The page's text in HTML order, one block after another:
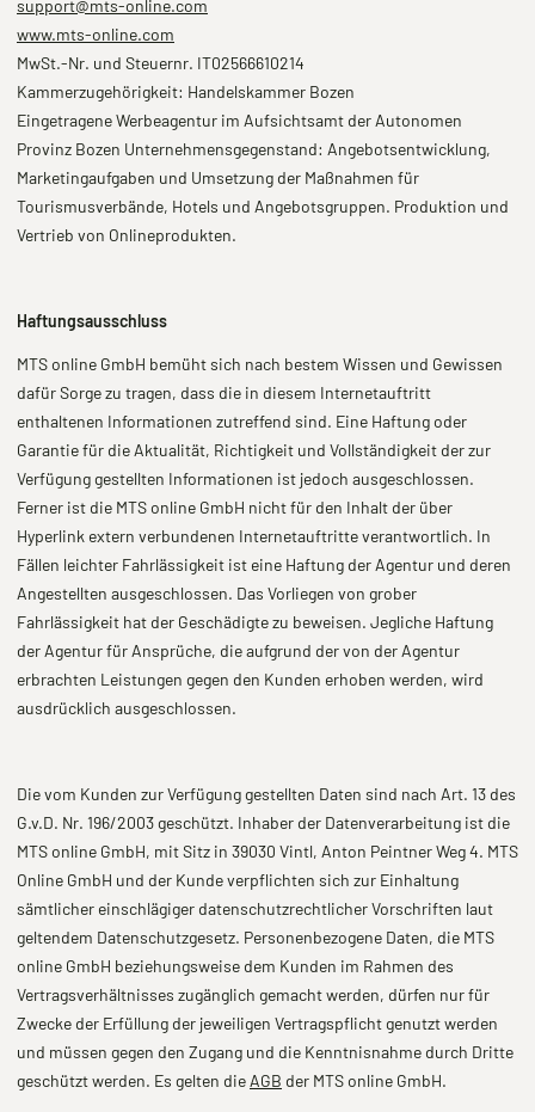
support@mts-online.com
www.mts-online.com
MwSt.-Nr. und Steuernr. IT02566610214
Kammerzugehörigkeit: Handelskammer Bozen
Eingetragene Werbeagentur im Aufsichtsamt der Autonomen
Provinz Bozen Unternehmensgegenstand: Angebotsentwicklung,
Marketingaufgaben und Umsetzung der Maßnahmen für
Tourismusverbände, Hotels und Angebotsgruppen. Produktion und
Vertrieb von Onlineprodukten.
Haftungsausschluss
MTS online GmbH bemüht sich nach bestem Wissen und Gewissen
dafür Sorge zu tragen, dass die in diesem Internetauftritt
enthaltenen Informationen zutreffend sind. Eine Haftung oder
Garantie für die Aktualität, Richtigkeit und Vollständigkeit der zur
Verfügung gestellten Informationen ist jedoch ausgeschlossen.
Ferner ist die MTS online GmbH nicht für den Inhalt der über
Hyperlink extern verbundenen Internetauftritte verantwortlich. In
Fällen leichter Fahrlässigkeit ist eine Haftung der Agentur und deren
Angestellten ausgeschlossen. Das Vorliegen von grober
Fahrlässigkeit hat der Geschädigte zu beweisen. Jegliche Haftung
der Agentur für Ansprüche, die aufgrund der von der Agentur
erbrachten Leistungen gegen den Kunden erhoben werden, wird
ausdrücklich ausgeschlossen.
Die vom Kunden zur Verfügung gestellten Daten sind nach Art. 13 des
G.v.D. Nr. 196/2003 geschützt. Inhaber der Datenverarbeitung ist die
MTS online GmbH, mit Sitz in 39030 Vintl, Anton Peintner Weg 4. MTS
Online GmbH und der Kunde verpflichten sich zur Einhaltung
sämtlicher einschlägiger datenschutzrechtlicher Vorschriften laut
geltendem Datenschutzgesetz. Personenbezogene Daten, die MTS
online GmbH beziehungsweise dem Kunden im Rahmen des
Vertragsverhältnisses zugänglich gemacht werden, dürfen nur für
Zwecke der Erfüllung der jeweiligen Vertragspflicht genutzt werden
und müssen gegen den Zugang und die Kenntnisnahme durch Dritte
geschützt werden. Es gelten die AGB der MTS online GmbH.